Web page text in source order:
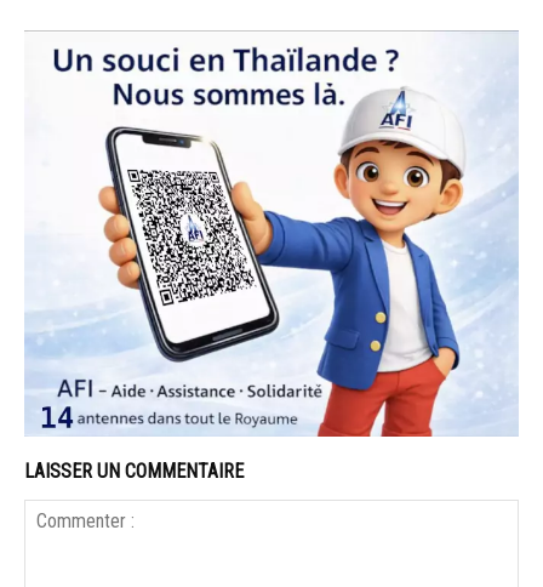
LAISSER UN COMMENTAIRE